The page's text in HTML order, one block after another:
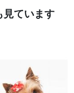
見ています